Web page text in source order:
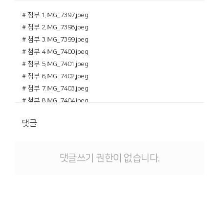
# 첨부 1.IMG_7397.jpeg
# 첨부 2.IMG_7398.jpeg
# 첨부 3.IMG_7399.jpeg
# 첨부 4.IMG_7400.jpeg
# 첨부 5.IMG_7401.jpeg
# 첨부 6.IMG_7402.jpeg
# 첨부 7.IMG_7403.jpeg
# 첨부 8.IMG_7404.jpeg
# 첨부 10.IMG_7406.jpeg
# 첨부 13.IMG_7409.jpeg
댓글
댓글쓰기 권한이 없습니다.